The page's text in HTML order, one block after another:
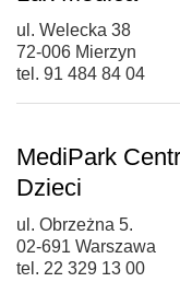
ul. Welecka 38
72-006 Mierzyn
tel. 91 484 84 04
MediPark
Dzieci
ul. Obrzeżna 5.
02-691 Warszawa
tel. 22 329 13 00